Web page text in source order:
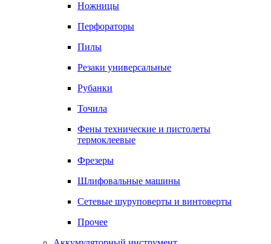
Ножницы
Перфораторы
Пилы
Резаки универсальные
Рубанки
Точила
Фены технические и пистолеты
термоклеевые
Фрезеры
Шлифовальные машины
Сетевые шуруповерты и винтоверты
Прочее